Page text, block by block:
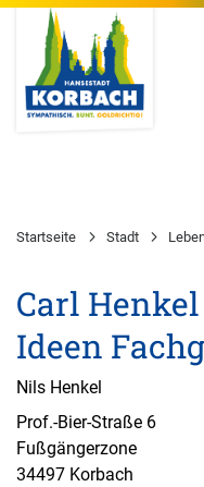
Startseite Stadt
Carl
Ideen
Nils Henkel
Prof.-Bier-Straße 6
Fußgängerzone
34497 Korbach